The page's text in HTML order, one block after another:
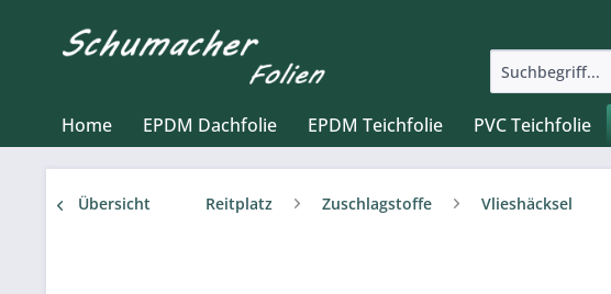
Home EPDM Dachfolie EPDM Teichfolie PVC Teichfolie
Übersicht Reitplatz Zuschlagstoffe Vlieshäcksel